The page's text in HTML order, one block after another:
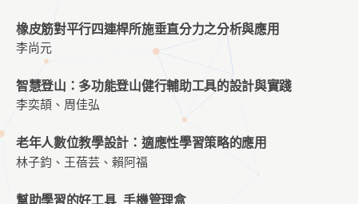
橡皮筋對平行四連桿所施垂直分力之分析與應用
李尚元
智慧登山：多功能登山健行輔助工具的設計與實踐
李奕頡、周佳弘
老年人數位教學設計：適應性學習策略的應用
林子鈞、王蓓芸、賴阿福
幫助學習的好工具_手機管理盒